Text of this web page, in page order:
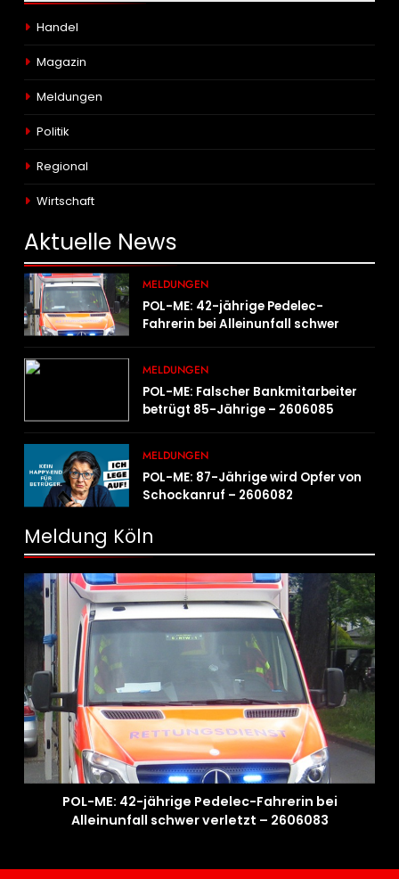
Handel
Magazin
Meldungen
Politik
Regional
Wirtschaft
Aktuelle News
MELDUNGEN
POL-ME: 42-jährige Pedelec-
Fahrerin bei Alleinunfall schwer
MELDUNGEN
POL-ME: Falscher Bankmitarbeiter
betrügt 85-Jährige – 2606085
MELDUNGEN
POL-ME: 87-Jährige wird Opfer von
Schockanruf – 2606082
Meldung Köln
POL-ME: 42-jährige Pedelec-Fahrerin bei
Alleinunfall schwer verletzt – 2606083